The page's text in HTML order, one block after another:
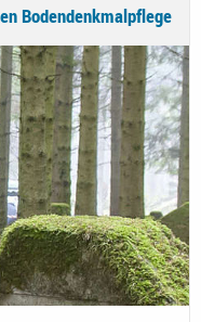
Bodendenkmalpflege